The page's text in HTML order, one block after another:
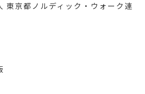
東京都ノルディック・ウォーク連